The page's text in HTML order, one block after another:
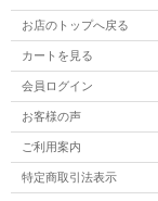
お店のトップへ戻る
カートを見る
会員ログイン
お客様の声
ご利用案内
特定商取引法表示